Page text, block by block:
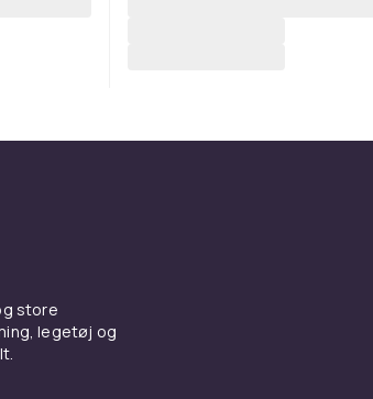
store
legetøj og